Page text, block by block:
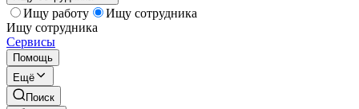
Ищу работу
Ищу сотрудника
Ищу сотрудника
Сервисы
Помощь
Ещё
Поиск